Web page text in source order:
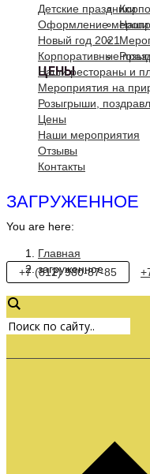
Наши
ЦЕНЫ
Детские праздники
Оформление
Новый год 2021
Корпоративные
Наши рестораны и
Мероприятия на
Розыгрыши,
Цены
Наши мероприятия
Отзывы
Контакты
ЗАГРУЖЕННОЕ
You are here:
Главная
загруженное
+7 (812) 980-87-85